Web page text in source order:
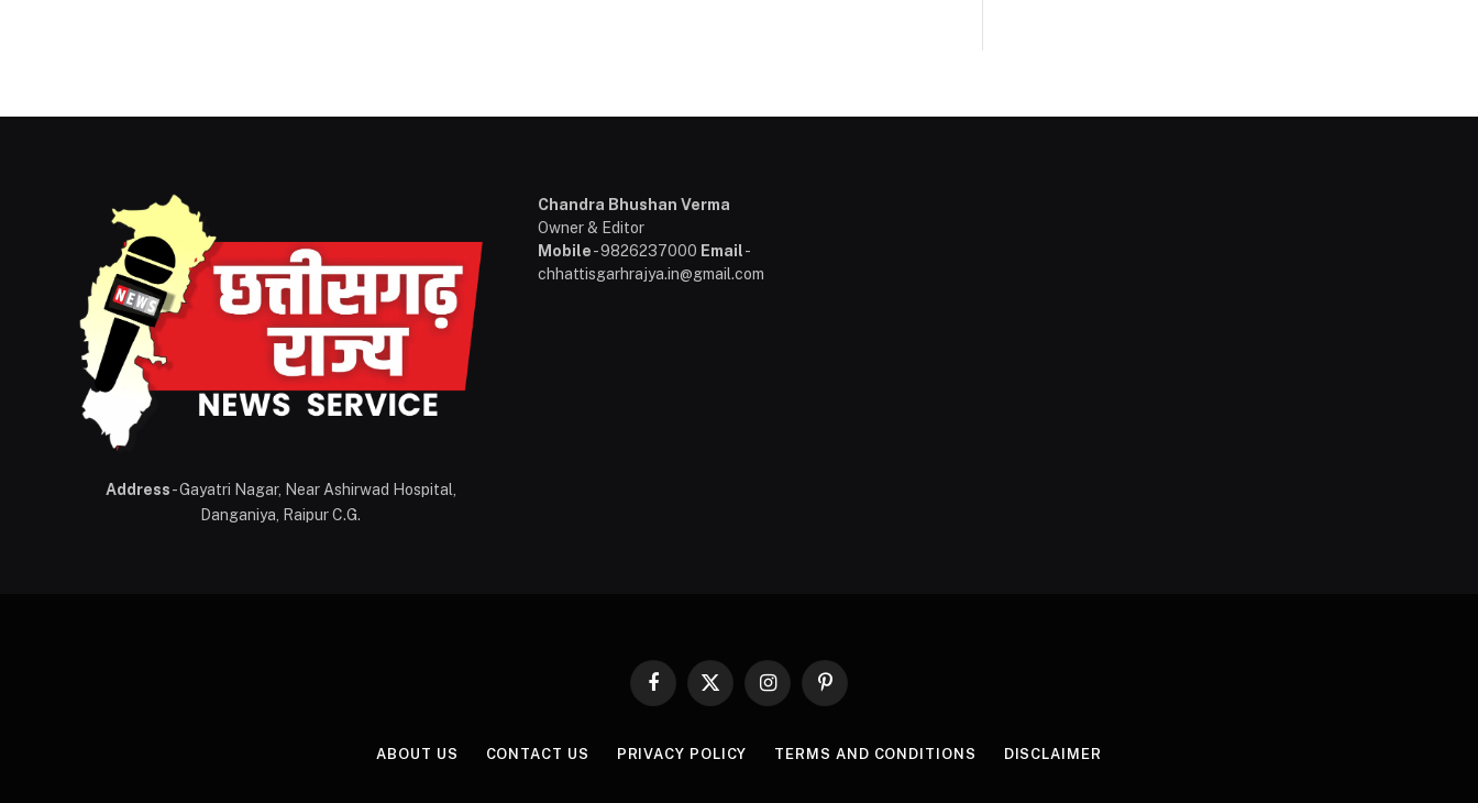
Address- Gayatri Nagar, Near Ashirwad Hospital,
Danganiya, Raipur C.G.
Chandra Bhushan Verma
Owner & Editor
Mobile- 9826237000 Email-
chhattisgarhrajya.in@gmail.com
Facebook
X
InstagramPinterest
ABOUT US CONTACT US PRIVACY POLICY TERMS AND CONDITIONS DISCLAIMER